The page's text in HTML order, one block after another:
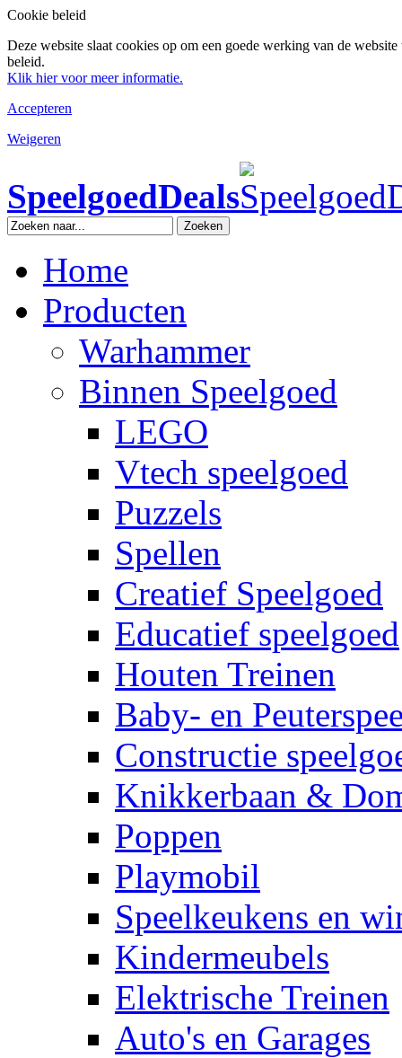
Cookie beleid
Deze website slaat cookies op om een goede werking van de
beleid.
Klik hier voor meer informatie.
Accepteren
Weigeren
SpeelgoedDeals
Zoeken
Home
Producten
Warhammer
Binnen Speelgoed
LEGO
Vtech speelgoed
Puzzels
Spellen
Creatief Speelgoed
Educatief speelgoed
Houten Treinen
Baby- en
Constructie
Knikkerbaan &
Poppen
Playmobil
Speelkeukens en
Kindermeubels
Elektrische Treinen
Auto's en Garages